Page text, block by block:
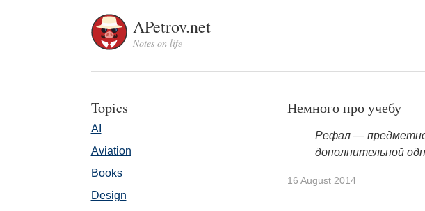
APetrov.net
Notes on life
Topics
AI
Aviation
Books
Design
Немного про учебу
Рефал —
дополнительной
16 August 2014